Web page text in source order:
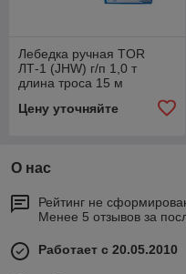
Лебедка ручная TOR
ЛТ-1 (JHW) г/п 1,0 т
длина троса 15 м
Цену уточняйте
О нас
Рейтинг не
Менее 5 отзывов за
Работает с 20.05.2010